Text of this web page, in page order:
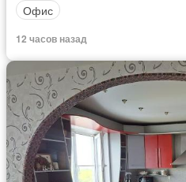
Офис
12 часов назад